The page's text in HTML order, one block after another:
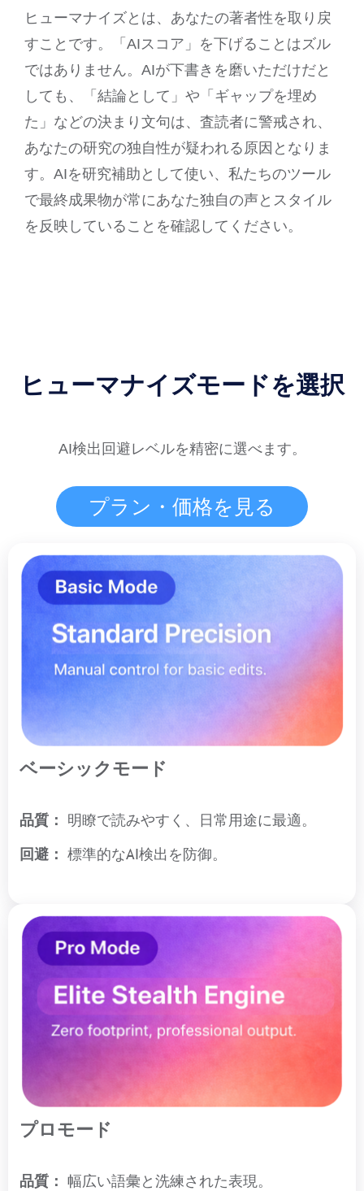
ヒューマナイズとは、あなたの著者性を取り戻
すことです。「AIスコア」を下げることはズル
ではありません。AIが下書きを磨いただけだと
しても、「結論として」や「ギャップを埋め
た」などの決まり文句は、査読者に警戒され、
あなたの研究の独自性が疑われる原因となりま
す。AIを研究補助として使い、私たちのツール
で最終成果物が常にあなた独自の声とスタイル
を反映していることを確認してください。
ヒューマナイズモードを選択
AI検出回避レベルを精密に選べます。
プラン・価格を見る
ベーシックモード
品質： 明瞭で読みやすく、日常用途に最適。
回避： 標準的なAI検出を防御。
プロモード
品質： 幅広い語彙と洗練された表現。